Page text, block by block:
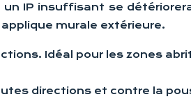
IP insuffisant se
murale extérieure.
Idéal pour les zones
directions et contre la